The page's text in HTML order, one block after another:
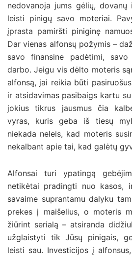
nedovanoja jums gėlių,
leisti pinigų savo moteriai.
įprasta pamiršti piniginę
Dar vienas alfonsų požymis –
savo finansine padėtimi, savo
darbo. Jeigu vis dėlto moteris
alfonsą, jai reikia būti
ir atsidavimas pasibaigs kartu
jokius tikrus jausmus čia
vyras, kuris geba iš tiesų
niekada neleis, kad moteris
nekalbant apie tai, kad galėtų
Alfonsai turi ypatingą
netikėtai pradingti nuo kasos,
savaime suprantamu dalyku
prekes į maišelius, o moteris
žiūrint serialą – atsiranda
užglaistyti tik Jūsų pinigais,
leisti sau. Investicijos į